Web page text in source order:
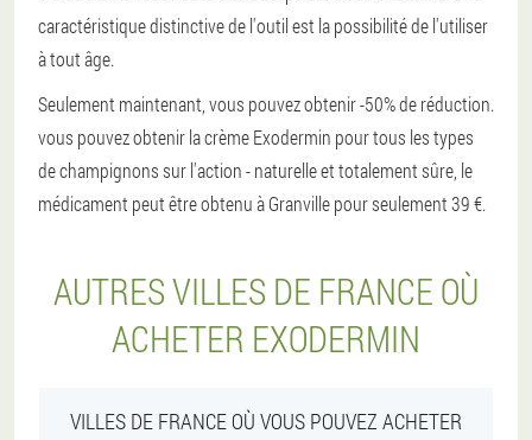
caractéristique distinctive de l'outil est la possibilité de l'utiliser
à tout âge.
Seulement maintenant, vous pouvez obtenir -50% de réduction.
vous pouvez obtenir la crème Exodermin pour tous les types
de champignons sur l'action - naturelle et totalement sûre, le
médicament peut être obtenu à Granville pour seulement 39 €.
AUTRES VILLES DE FRANCE OÙ
ACHETER EXODERMIN
VILLES DE FRANCE OÙ VOUS POUVEZ ACHETER